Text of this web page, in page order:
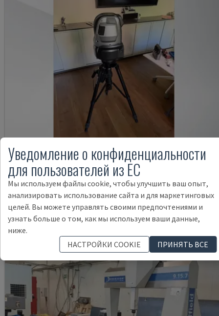
WM C3000
KEYENCE - КООРДИНАТНО-ИЗМЕРИТЕЛЬНАЯ МАШИНА (CMM)
25.000 €
Уведомление о конфиденциальности
для пользователей из ЕС
Мы используем файлы cookie, чтобы улучшить ваш опыт,
анализировать использование сайта и для маркетинговых
целей. Вы можете управлять своими предпочтениями и
узнать больше о том, как мы используем ваши данные,
ниже.
НАСТРОЙКИ COOKIE
ПРИНЯТЬ ВСЕ